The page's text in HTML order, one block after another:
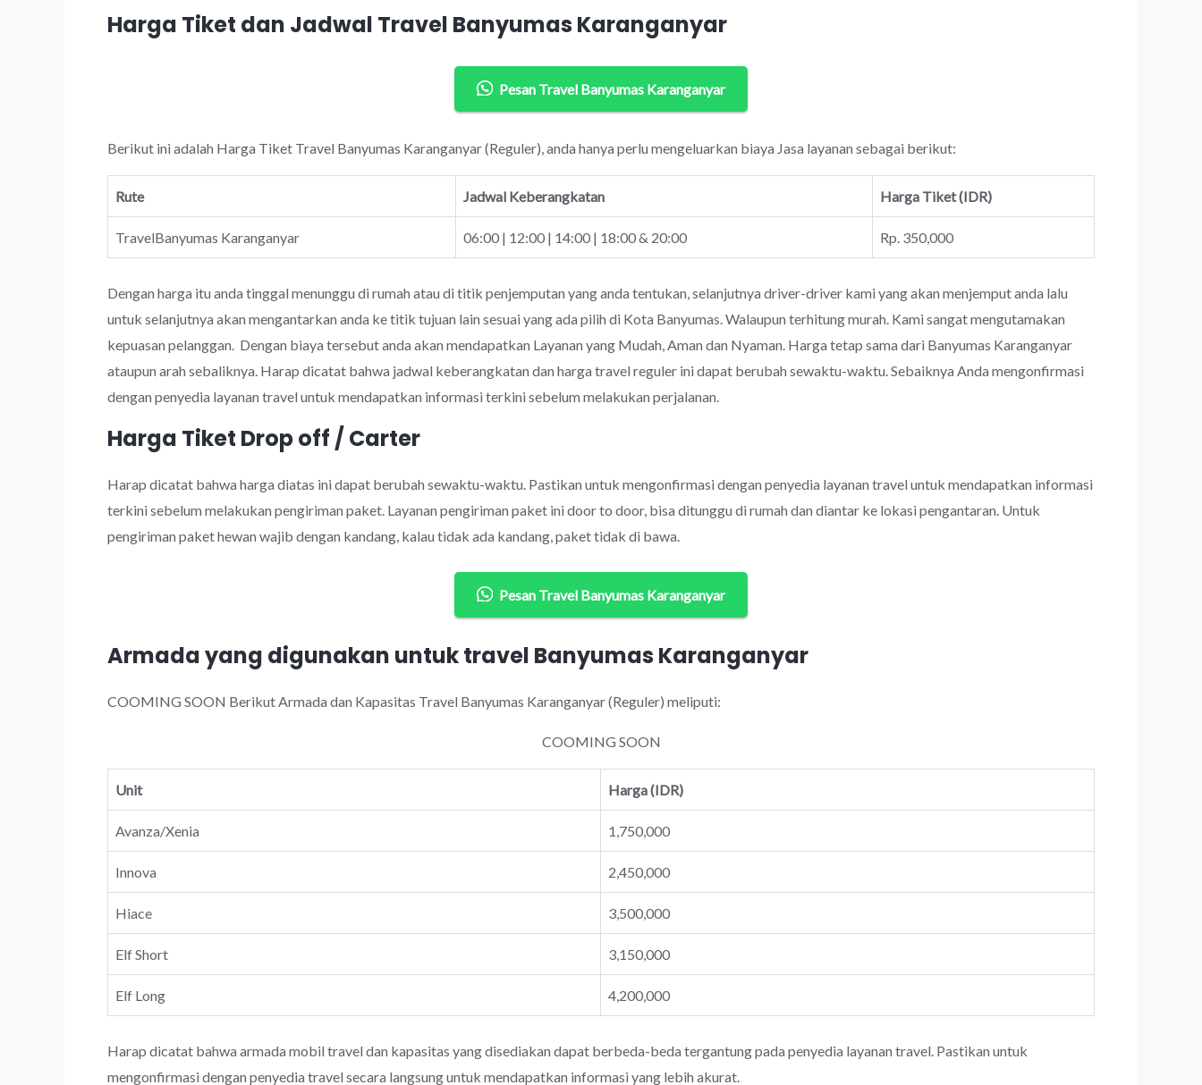
Harga Tiket dan Jadwal Travel Banyumas Karanganyar
Pesan Travel Banyumas Karanganyar
Berikut ini adalah Harga Tiket Travel Banyumas Karanganyar (Reguler), anda hanya perlu mengeluarkan biaya Jasa layanan sebagai berikut:
Rute Jadwal Keberangkatan Harga Tiket (IDR)
TravelBanyumas Karanganyar 06:00 | 12:00 | 14:00 | 18:00 & 20:00 Rp. 350,000
Dengan harga itu anda tinggal menunggu di rumah atau di titik penjemputan yang anda tentukan, selanjutnya driver-driver kami yang akan menjemput anda lalu
untuk selanjutnya akan mengantarkan anda ke titik tujuan lain sesuai yang ada pilih di Kota Banyumas. Walaupun terhitung murah. Kami sangat mengutamakan
kepuasan pelanggan. Dengan biaya tersebut anda akan mendapatkan Layanan yang Mudah, Aman dan Nyaman. Harga tetap sama dari Banyumas Karanganyar
ataupun arah sebaliknya. Harap dicatat bahwa jadwal keberangkatan dan harga travel reguler ini dapat berubah sewaktu-waktu. Sebaiknya Anda mengonfirmasi
dengan penyedia layanan travel untuk mendapatkan informasi terkini sebelum melakukan perjalanan.
Harga Tiket Drop off / Carter
Harap dicatat bahwa harga diatas ini dapat berubah sewaktu-waktu. Pastikan untuk mengonfirmasi dengan penyedia layanan travel untuk mendapatkan informasi
terkini sebelum melakukan pengiriman paket. Layanan pengiriman paket ini door to door, bisa ditunggu di rumah dan diantar ke lokasi pengantaran. Untuk
pengiriman paket hewan wajib dengan kandang, kalau tidak ada kandang, paket tidak di bawa.
Pesan Travel Banyumas Karanganyar
Armada yang digunakan untuk travel Banyumas Karanganyar
COOMING SOON Berikut Armada dan Kapasitas Travel Banyumas Karanganyar (Reguler) meliputi:
COOMING SOON
Unit Harga (IDR)
Avanza/Xenia 1,750,000
Innova 2,450,000
Hiace 3,500,000
Elf Short 3,150,000
Elf Long 4,200,000
Harap dicatat bahwa armada mobil travel dan kapasitas yang disediakan dapat berbeda-beda tergantung pada penyedia layanan travel. Pastikan untuk
mengonfirmasi dengan penyedia travel secara langsung untuk mendapatkan informasi yang lebih akurat.